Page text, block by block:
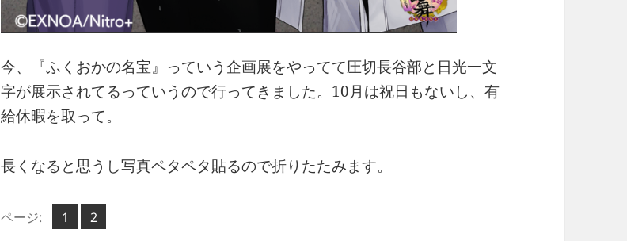
今、『ふくおかの名宝』っていう企画展をやってて圧切長谷部と日光一文
字が展示されてるっていうので行ってきました。10月は祝日もないし、有
給休暇を取って。
長くなると思うし写真ペタペタ貼るので折りたたみます。
ページ:
ペ
1 ,
ペ
2